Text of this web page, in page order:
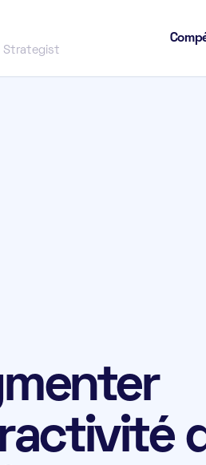
Strategist